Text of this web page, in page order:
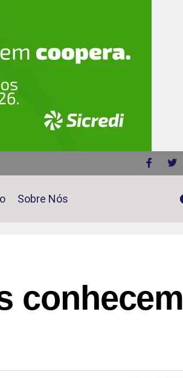
Sobre Nós
conhecem